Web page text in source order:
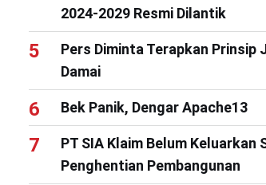
2024-2029 Resmi Dilantik
Pers Diminta Terapkan Prinsip
Damai
Bek Panik, Dengar Apache13
PT SIA Klaim Belum Keluarkan
Penghentian Pembangunan